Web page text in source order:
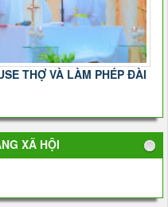
THỢ VÀ LÀM PHÉP ĐÀI
XÃ HỘI